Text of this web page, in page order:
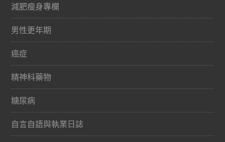
減肥瘦身專欄
男性更年期
癌症
精神科藥物
糖尿病
自言自語與執業日誌